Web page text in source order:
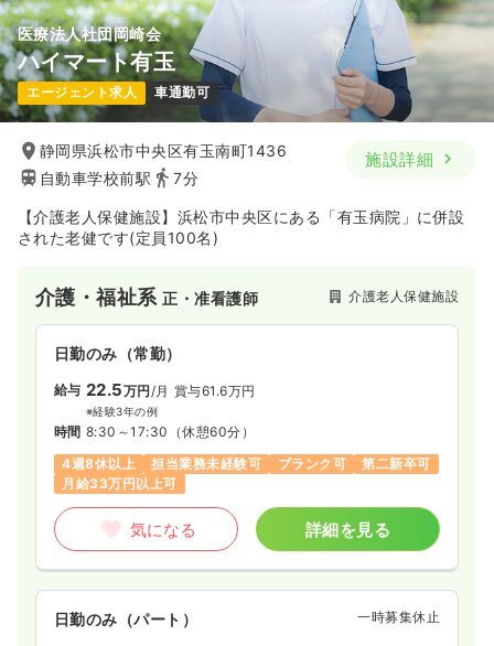
医療法人社団岡崎会
ハイマート有玉
エージェント求人 車通勤可
静岡県浜松市中央区有玉南町1436
自動車学校前駅
7分
施設詳細
【介護老人保健施設】浜松市中央区にある「有玉病院」に併設
された老健です(定員100名)
介護・福祉系正・准看護師 介護老人保健施設
日勤のみ（常勤）
給与 22.5万円 /月 賞与61.6万円
※経験3年の例
時間 8:30～17:30 （休憩60分）
4週8休以上
担当業務未経験可 ブランク可
第二新卒可
月給33万円以上可
気になる 詳細を見る
日勤のみ（パート） 一時募集休止